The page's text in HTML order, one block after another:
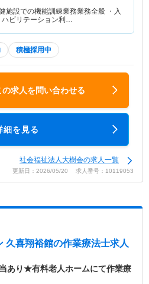
施設での機能訓練業務業務全般 ・入
ハビリテーション利…
積極採用中
の求人を問い合わせる
細を見る
社会福祉法人大樹会の求人一覧
更新日：2026/05/20 求人番号：10119053
久喜翔裕館の作業療法士求人
あり★有料老人ホームにて作業療